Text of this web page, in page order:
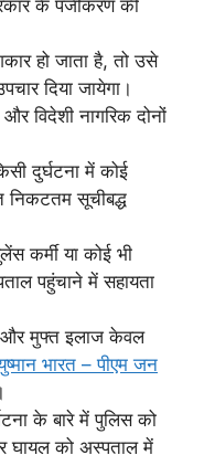
के पंजीकरण की
हो जाता है, तो उसे
दिया जायेगा।
विदेशी नागरिक दोनों
दुर्घटना में कोई
निकटतम सूचीबद्ध
कर्मी या कोई भी
पहुंचाने में सहायता
और मुफ्त इलाज केवल
भारत – पीएम जन
के बारे में पुलिस को
को अस्पताल में